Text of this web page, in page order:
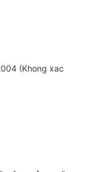
(Khong xac